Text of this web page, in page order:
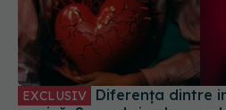
EXCLUSIV
panică. Semnul simplu care
18 iun 2024, 14:34